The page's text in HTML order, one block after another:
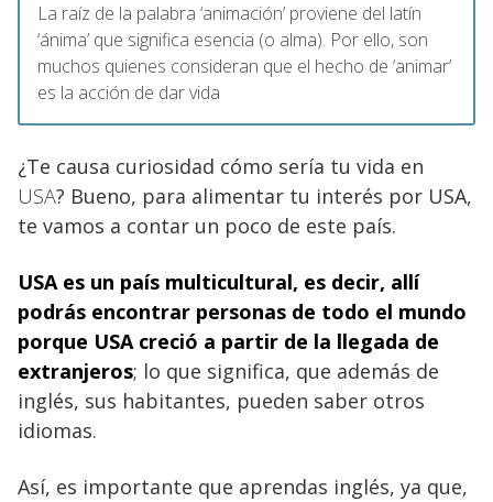
La raíz de la palabra ‘animación’ proviene del latín
‘ánima’ que significa esencia (o alma). Por ello, son
muchos quienes consideran que el hecho de ‘animar’
es la acción de dar vida
¿Te causa curiosidad cómo sería tu vida en
USA? Bueno, para alimentar tu interés por USA,
te vamos a contar un poco de este país.
USA es un país multicultural, es decir, allí
podrás encontrar personas de todo el mundo
porque USAcreció a partir de la llegada de
extranjeros; lo que significa, que además de
inglés, sus habitantes, pueden saber otros
idiomas.
Así, es importante que aprendas inglés, ya que,